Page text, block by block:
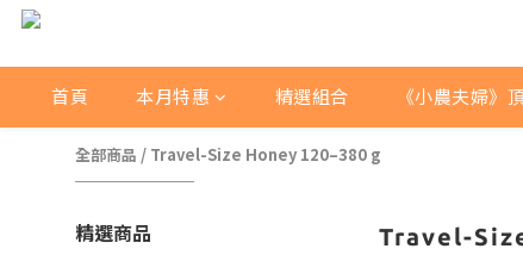
首頁 本月特惠 精選組合 《小農夫婦》
全部商品 / Travel-Size Honey 120–380 g
精選商品
Travel-